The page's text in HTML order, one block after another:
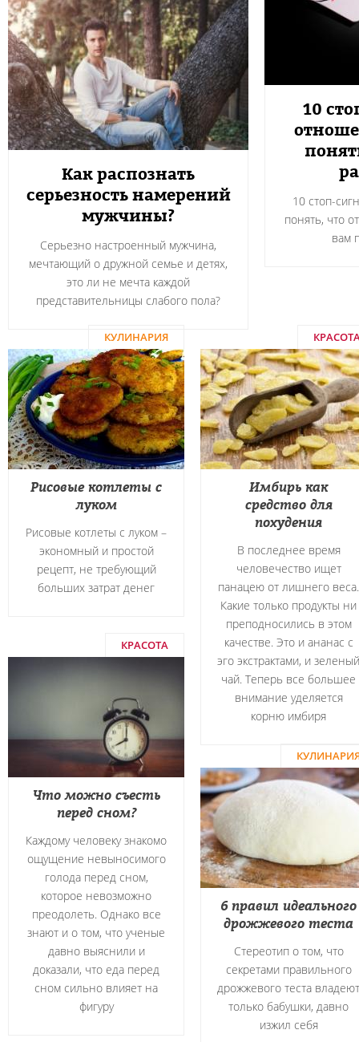
10
10 стоп-
понять, что
вам
Как распознать
серьезность намерений
мужчины?
Серьезно настроенный мужчина,
мечтающий о дружной семье и детях,
это ли не мечта каждой
представительницы слабого пола?
КУЛИНАРИЯ
Рисовые котлеты с
луком
Рисовые котлеты с луком –
экономный и простой
рецепт, не требующий
больших затрат денег
Имбирь как
средство для
похудения
В последнее время
человечество ищет
панацею от лишнего веса.
Какие только продукты ни
преподносились в этом
качестве. Это и ананас с
эго экстрактами, и зеленый
чай. Теперь все большее
внимание уделяется
корню имбиря
КРАСОТА
Что можно съесть
перед сном?
Каждому человеку знакомо
ощущение невыносимого
голода перед сном,
которое невозможно
преодолеть. Однако все
знают и о том, что ученые
давно выяснили и
доказали, что еда перед
сном сильно влияет на
фигуру
6 правил идеального
дрожжевого теста
Стереотип о том, что
секретами правильного
дрожжевого теста владеют
только бабушки, давно
изжил себя